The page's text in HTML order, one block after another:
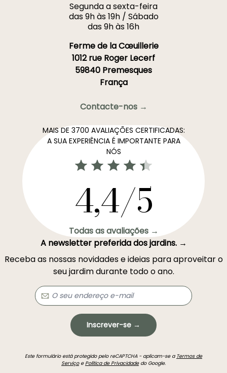
Segunda a sexta-feira
das 9h às 19h / Sábado
das 9h às 16h
Ferme de la Cœuillerie
1012 rue Roger Lecerf
59840 Premesques
França
Contacte-nos →
MAIS DE 3700 AVALIAÇÕES CERTIFICADAS:
A SUA EXPERIÊNCIA É IMPORTANTE PARA
NÓS
4,4/5
Todas as avaliações →
A newsletter preferida dos jardins. →
Receba as nossas novidades e ideias para aproveitar o
seu jardim durante todo o ano.
Inscrever-se →
Este formulário está protegido pelo reCAPTCHA - aplicam-se a Termos de
ServiçoePolítica de Privacidadedo Google.